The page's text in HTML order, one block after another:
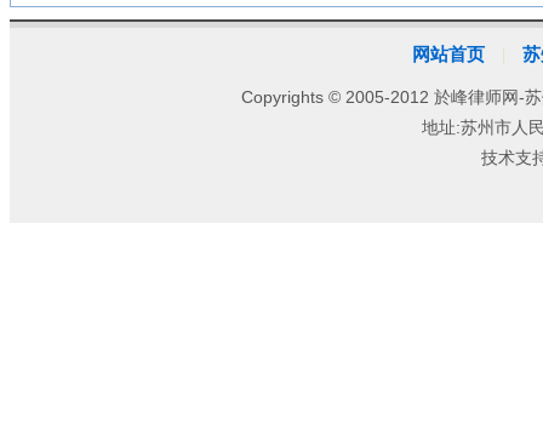
网站首页
Copyrights © 2005-2012 於峰律师网-
地址:苏州市人
技术支